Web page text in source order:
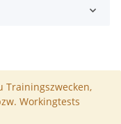
Trainingszwecken,
Workingtests